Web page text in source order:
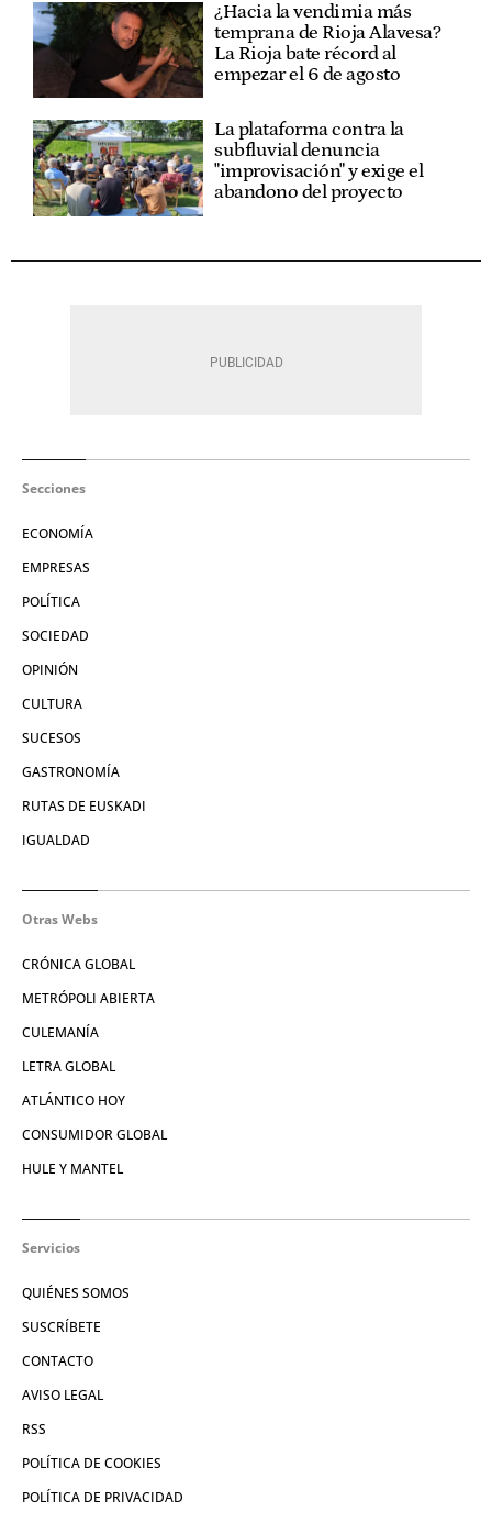
¿Hacia la vendimia más
temprana de Rioja Alavesa?
La Rioja bate récord al
empezar el 6 de agosto
La plataforma contra la
subfluvial denuncia
"improvisación" y exige el
abandono del proyecto
Secciones
ECONOMÍA
EMPRESAS
POLÍTICA
SOCIEDAD
OPINIÓN
CULTURA
SUCESOS
GASTRONOMÍA
RUTAS DE EUSKADI
IGUALDAD
Otras Webs
CRÓNICA GLOBAL
METRÓPOLI ABIERTA
CULEMANÍA
LETRA GLOBAL
ATLÁNTICO HOY
CONSUMIDOR GLOBAL
HULE Y MANTEL
Servicios
QUIÉNES SOMOS
SUSCRÍBETE
CONTACTO
AVISO LEGAL
RSS
POLÍTICA DE COOKIES
POLÍTICA DE PRIVACIDAD